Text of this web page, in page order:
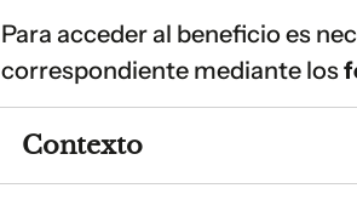
Para acceder al beneficio es
correspondiente mediante los
Contexto